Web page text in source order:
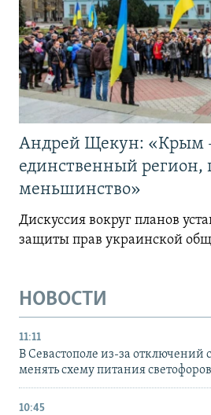
Андрей Щекун: «Крым
единственный регион,
меньшинство»
Дискуссия вокруг планов
защиты прав украинской
НОВОСТИ
11:11
В Севастополе из-за отключений
менять схему питания светофоров
10:45